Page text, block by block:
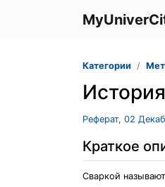
Категории
Реферат, 02
Краткое
Сваркой